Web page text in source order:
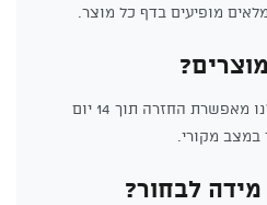
מופיעים בדף כל מוצר.
בהחלט! מדיניות ההחזרות שלנו מאפשרת החזרה תוך 14 יום
מקורי.
מידה לבחור?